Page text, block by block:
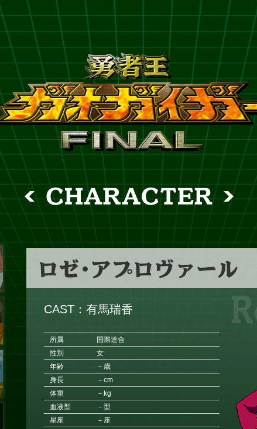
CAST：有馬瑞香
所属
国際連合
性別
女
年齢
－歳
身長
－cm
体重
－kg
血液型
－型
星座
－座